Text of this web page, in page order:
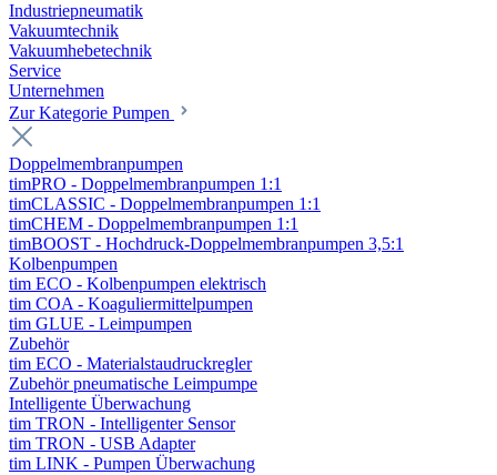
Industriepneumatik
Vakuumtechnik
Vakuumhebetechnik
Service
Unternehmen
Zur Kategorie Pumpen
Doppelmembranpumpen
timPRO - Doppelmembranpumpen 1:1
timCLASSIC - Doppelmembranpumpen 1:1
timCHEM - Doppelmembranpumpen 1:1
timBOOST - Hochdruck-Doppelmembranpumpen 3,5:1
Kolbenpumpen
tim ECO - Kolbenpumpen elektrisch
tim COA - Koaguliermittelpumpen
tim GLUE - Leimpumpen
Zubehör
tim ECO - Materialstaudruckregler
Zubehör pneumatische Leimpumpe
Intelligente Überwachung
tim TRON - Intelligenter Sensor
tim TRON - USB Adapter
tim LINK - Pumpen Überwachung